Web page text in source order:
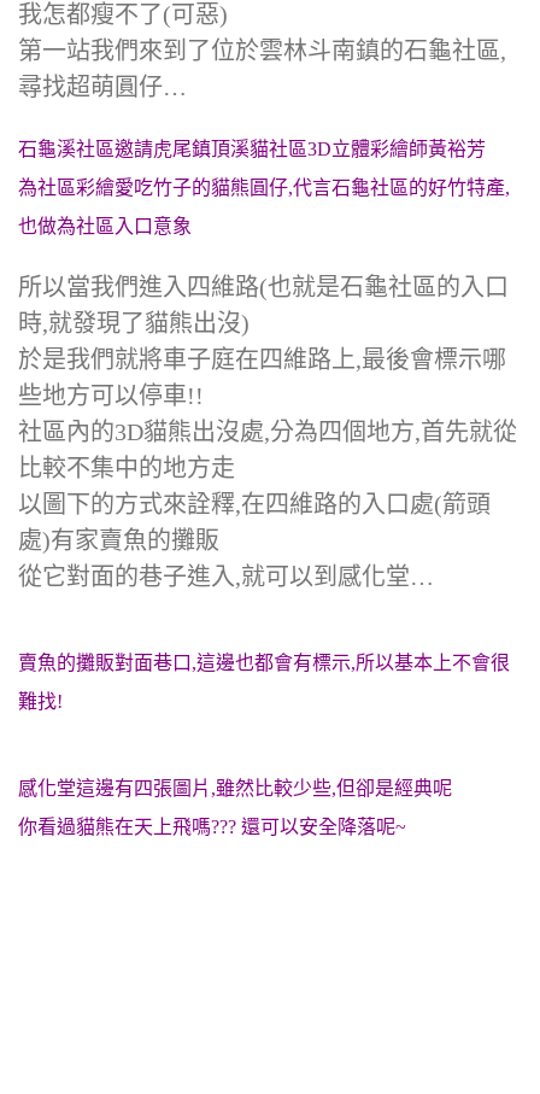
我怎都瘦不了(可惡)
第一站我們來到了位於雲林斗南鎮的石龜社區,
尋找超萌圓仔…
石龜溪社區邀請虎尾鎮頂溪貓社區3D立體彩繪師黃裕芳
為社區彩繪愛吃竹子的貓熊圓仔,代言石龜社區的好竹特產,
也做為社區入口意象
所以當我們進入四維路(也就是石龜社區的入口
時,就發現了貓熊出沒)
於是我們就將車子庭在四維路上,最後會標示哪
些地方可以停車!!
社區內的3D貓熊出沒處,分為四個地方,首先就從
比較不集中的地方走
以圖下的方式來詮釋,在四維路的入口處(箭頭
處)有家賣魚的攤販
從它對面的巷子進入,就可以到感化堂…
賣魚的攤販對面巷口,這邊也都會有標示,所以基本上不會很
難找!
感化堂這邊有四張圖片,雖然比較少些,但卻是經典呢
你看過貓熊在天上飛嗎??? 還可以安全降落呢~